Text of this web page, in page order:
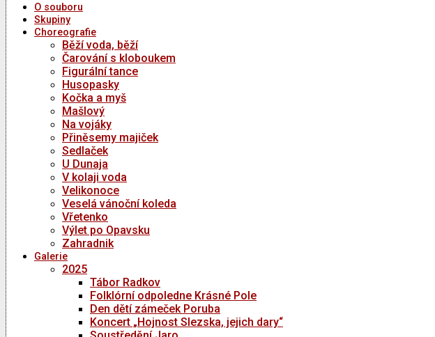
O souboru
Skupiny
Choreografie
Běží voda, běží
Čarování s kloboukem
Figurální tance
Husopasky
Kočka a myš
Mašlový
Na vojáky
Přiněsemy majiček
Sedlaček
U Dunaja
V kolaji voda
Velikonoce
Veselá vánoční koleda
Vřetenko
Výlet po Opavsku
Zahradnik
Galerie
2025
Tábor Radkov
Folklórní odpoledne Krásné Pole
Den dětí zámeček Poruba
Koncert „Hojnost Slezska, jejich dary“